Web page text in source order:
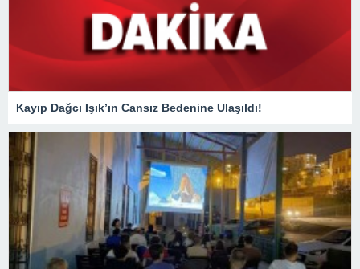
Kayıp Dağcı Işık’ın Cansız Bedenine Ulaşıldı!